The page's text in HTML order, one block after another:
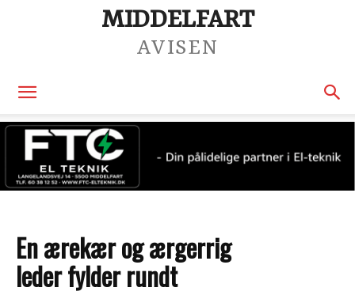
MIDDELFART
AVISEN
En ærekær og ærgerrig
leder fylder rundt